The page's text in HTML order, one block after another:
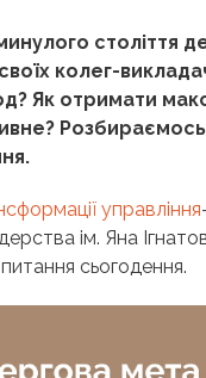
століття
колег-
Як отримати
управління
ім. Яна
сьогодення.